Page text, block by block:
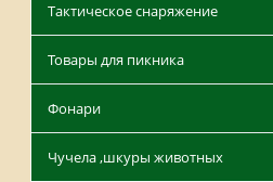
Тактическое снаряжение
Товары для пикника
Фонари
Чучела ,шкуры животных